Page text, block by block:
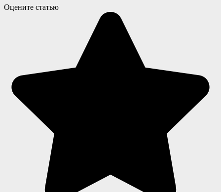
Оцените статью